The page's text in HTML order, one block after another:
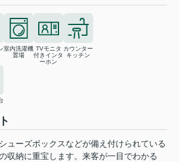
室内洗濯機
置場
TVモニタ
付きインタ
ーホン
カウンター
キッチン
ューズボックスなどが備え付けられている
収納に重宝します。来客が一目でわかる